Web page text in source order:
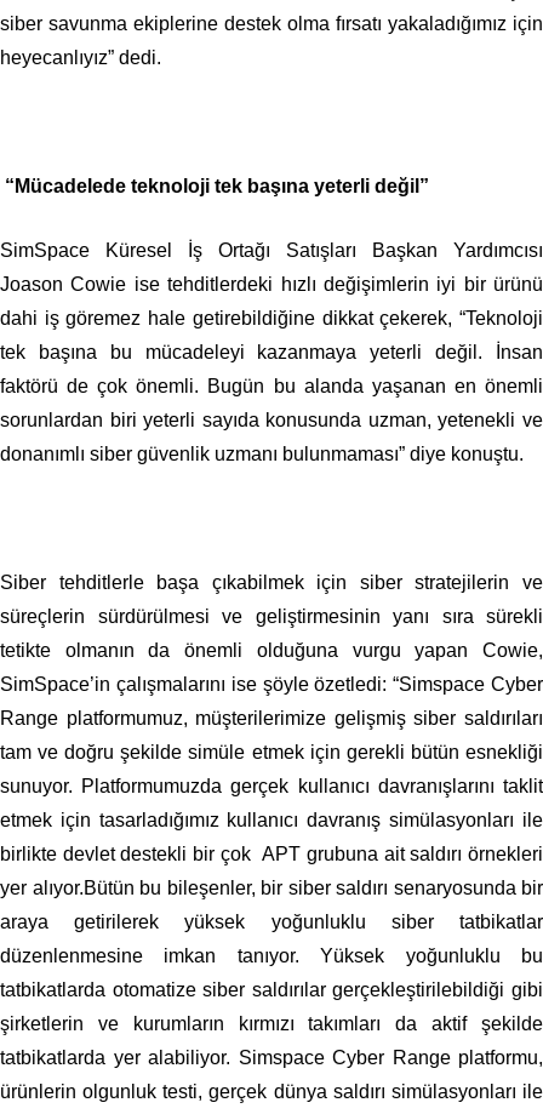
siber savunma ekiplerine destek olma fırsatı yakaladığımız için
heyecanlıyız” dedi.
“Mücadelede teknoloji tek başına yeterli değil”
SimSpace Küresel İş Ortağı Satışları Başkan Yardımcısı
Joason Cowie ise tehditlerdeki hızlı değişimlerin iyi bir ürünü
dahi iş göremez hale getirebildiğine dikkat çekerek, “Teknoloji
tek başına bu mücadeleyi kazanmaya yeterli değil. İnsan
faktörü de çok önemli. Bugün bu alanda yaşanan en önemli
sorunlardan biri yeterli sayıda konusunda uzman, yetenekli ve
donanımlı siber güvenlik uzmanı bulunmaması” diye konuştu.
Siber tehditlerle başa çıkabilmek için siber stratejilerin ve
süreçlerin sürdürülmesi ve geliştirmesinin yanı sıra sürekli
tetikte olmanın da önemli olduğuna vurgu yapan Cowie,
SimSpace’in çalışmalarını ise şöyle özetledi: “Simspace Cyber
Range platformumuz, müşterilerimize gelişmiş siber saldırıları
tam ve doğru şekilde simüle etmek için gerekli bütün esnekliği
sunuyor. Platformumuzda gerçek kullanıcı davranışlarını taklit
etmek için tasarladığımız kullanıcı davranış simülasyonları ile
birlikte devlet destekli bir çok APT grubuna ait saldırı örnekleri
yer alıyor.Bütün bu bileşenler, bir siber saldırı senaryosunda bir
araya getirilerek yüksek yoğunluklu siber tatbikatlar
düzenlenmesine imkan tanıyor. Yüksek yoğunluklu bu
tatbikatlarda otomatize siber saldırılar gerçekleştirilebildiği gibi
şirketlerin ve kurumların kırmızı takımları da aktif şekilde
tatbikatlarda yer alabiliyor. Simspace Cyber Range platformu,
ürünlerin olgunluk testi, gerçek dünya saldırı simülasyonları ile